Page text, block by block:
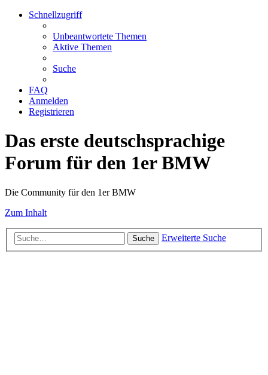
Schnellzugriff
Unbeantwortete Themen
Aktive Themen
Suche
FAQ
Anmelden
Registrieren
Das erste deutschsprachige
Forum für den 1er BMW
Die Community für den 1er BMW
Zum Inhalt
Suche Erweiterte Suche